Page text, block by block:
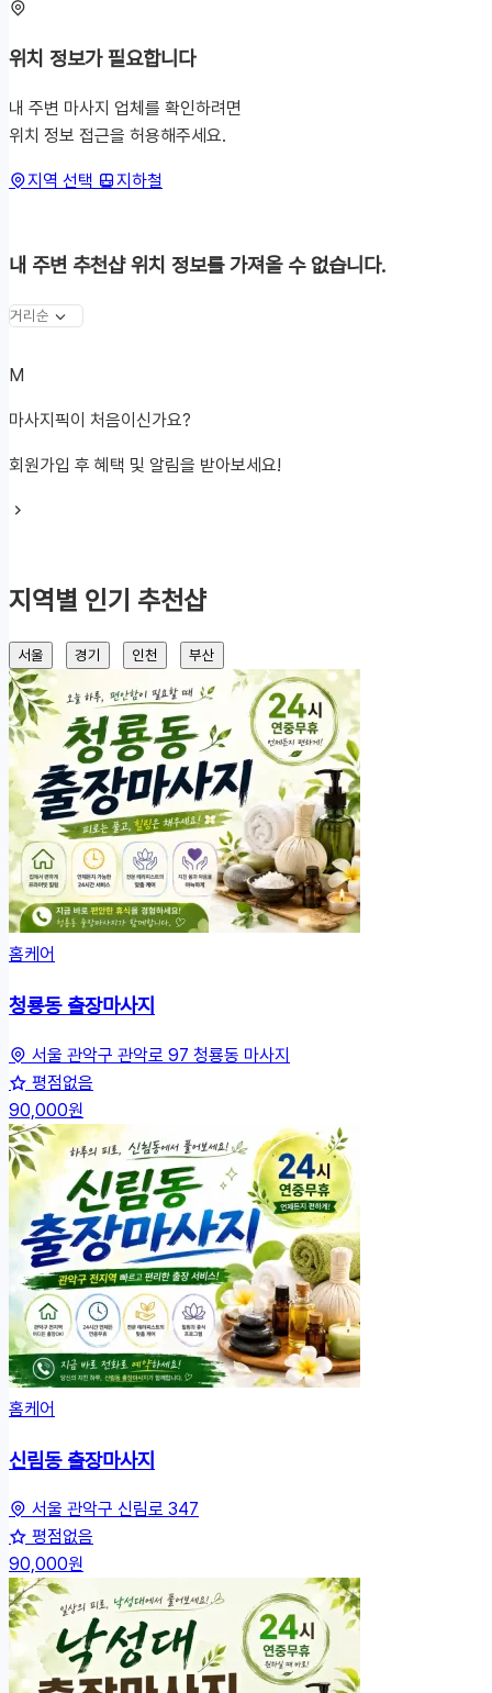
위치 정보가 필요합니다
내 주변 마사지 업체를 확인하려면
위치 정보 접근을 허용해주세요.
지역 선택
지하철
내 주변 추천샵위치 정보를 가져올 수 없습니다.
마
사
픽
M
마사지픽이 처음이신가요?
회원가입 후 혜택 및 알림을 받아보세요!
지역별 인기 추천샵
서울 경기 인천 부산
홈케어
청룡동 출장마사지
서울 관악구 관악로 97 청룡동 마사지
평점없음
90,000원
홈케어
신림동 출장마사지
서울 관악구 신림로 347
평점없음
90,000원